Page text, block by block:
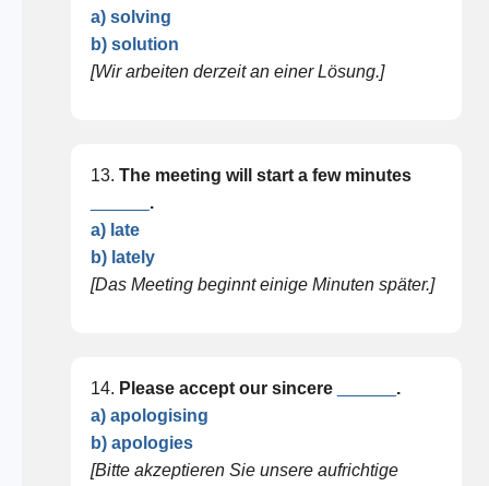
a) solving
b) solution
[Wir arbeiten derzeit an einer Lösung.]
13. The meeting will start a few minutes
.
a) late
b) lately
[Das Meeting beginnt einige Minuten später.]
14. Please accept our sincere
.
a) apologising
b) apologies
[Bitte akzeptieren Sie unsere aufrichtige